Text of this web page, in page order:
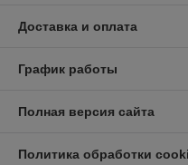
Доставка и оплата
График работы
Полная версия сайта
Политика обработки